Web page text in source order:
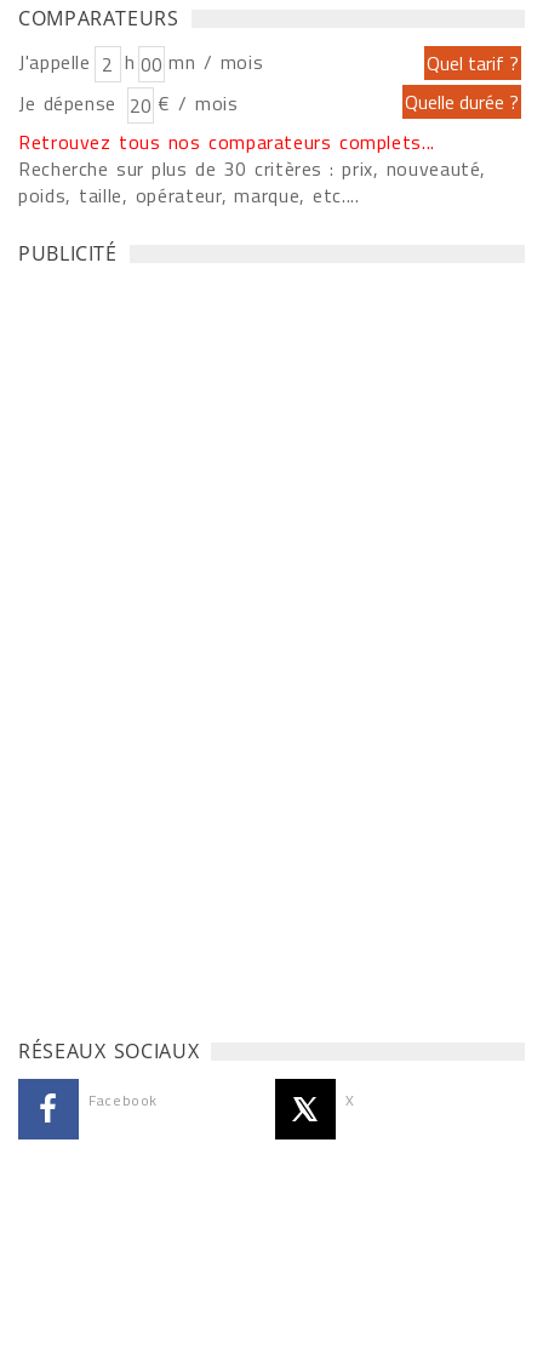
COMPARATEURS
J'appelle h
mn / mois
Je dépense
€ / mois
Retrouvez tous nos comparateurs complets...
Recherche sur plus de 30 critères : prix, nouveauté,
poids, taille, opérateur, marque, etc....
PUBLICITÉ
RÉSEAUX SOCIAUX
Facebook X